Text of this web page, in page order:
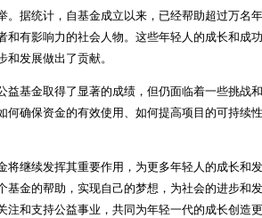
。据统计，自基金成立以来，已经帮助超过万名
和有影响力的社会人物。这些年轻人的成长和成
发展做出了贡献。
益基金取得了显著的成绩，但仍面临着一些挑战
何确保资金的有效使用、如何提高项目的可持续
将继续发挥其重要作用，为更多年轻人的成长和
基金的帮助，实现自己的梦想，为社会的进步和
注和支持公益事业，共同为年轻一代的成长创造